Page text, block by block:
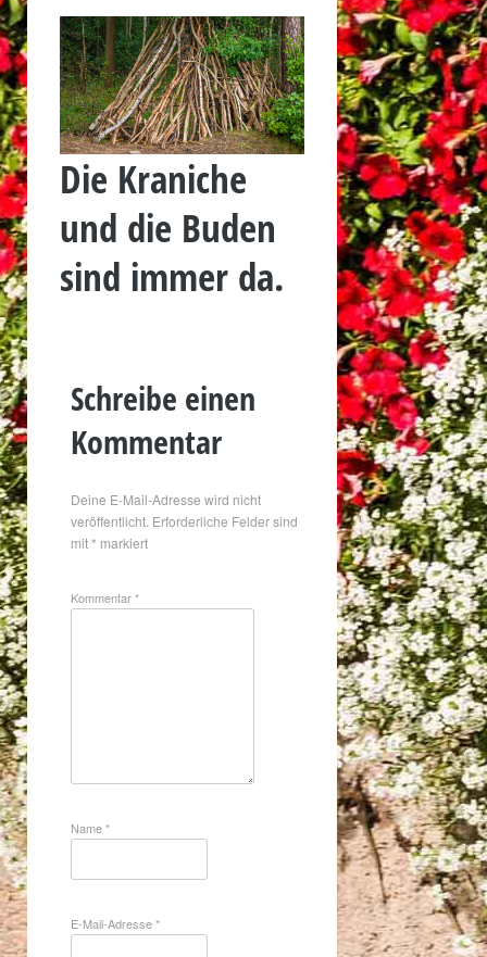
Die Kraniche
und die Buden
sind immer da.
Schreibe einen
Kommentar
Deine E-Mail-Adresse wird nicht
veröffentlicht. Erforderliche Felder sind
mit* markiert
Kommentar*
Name*
E-Mail-Adresse*